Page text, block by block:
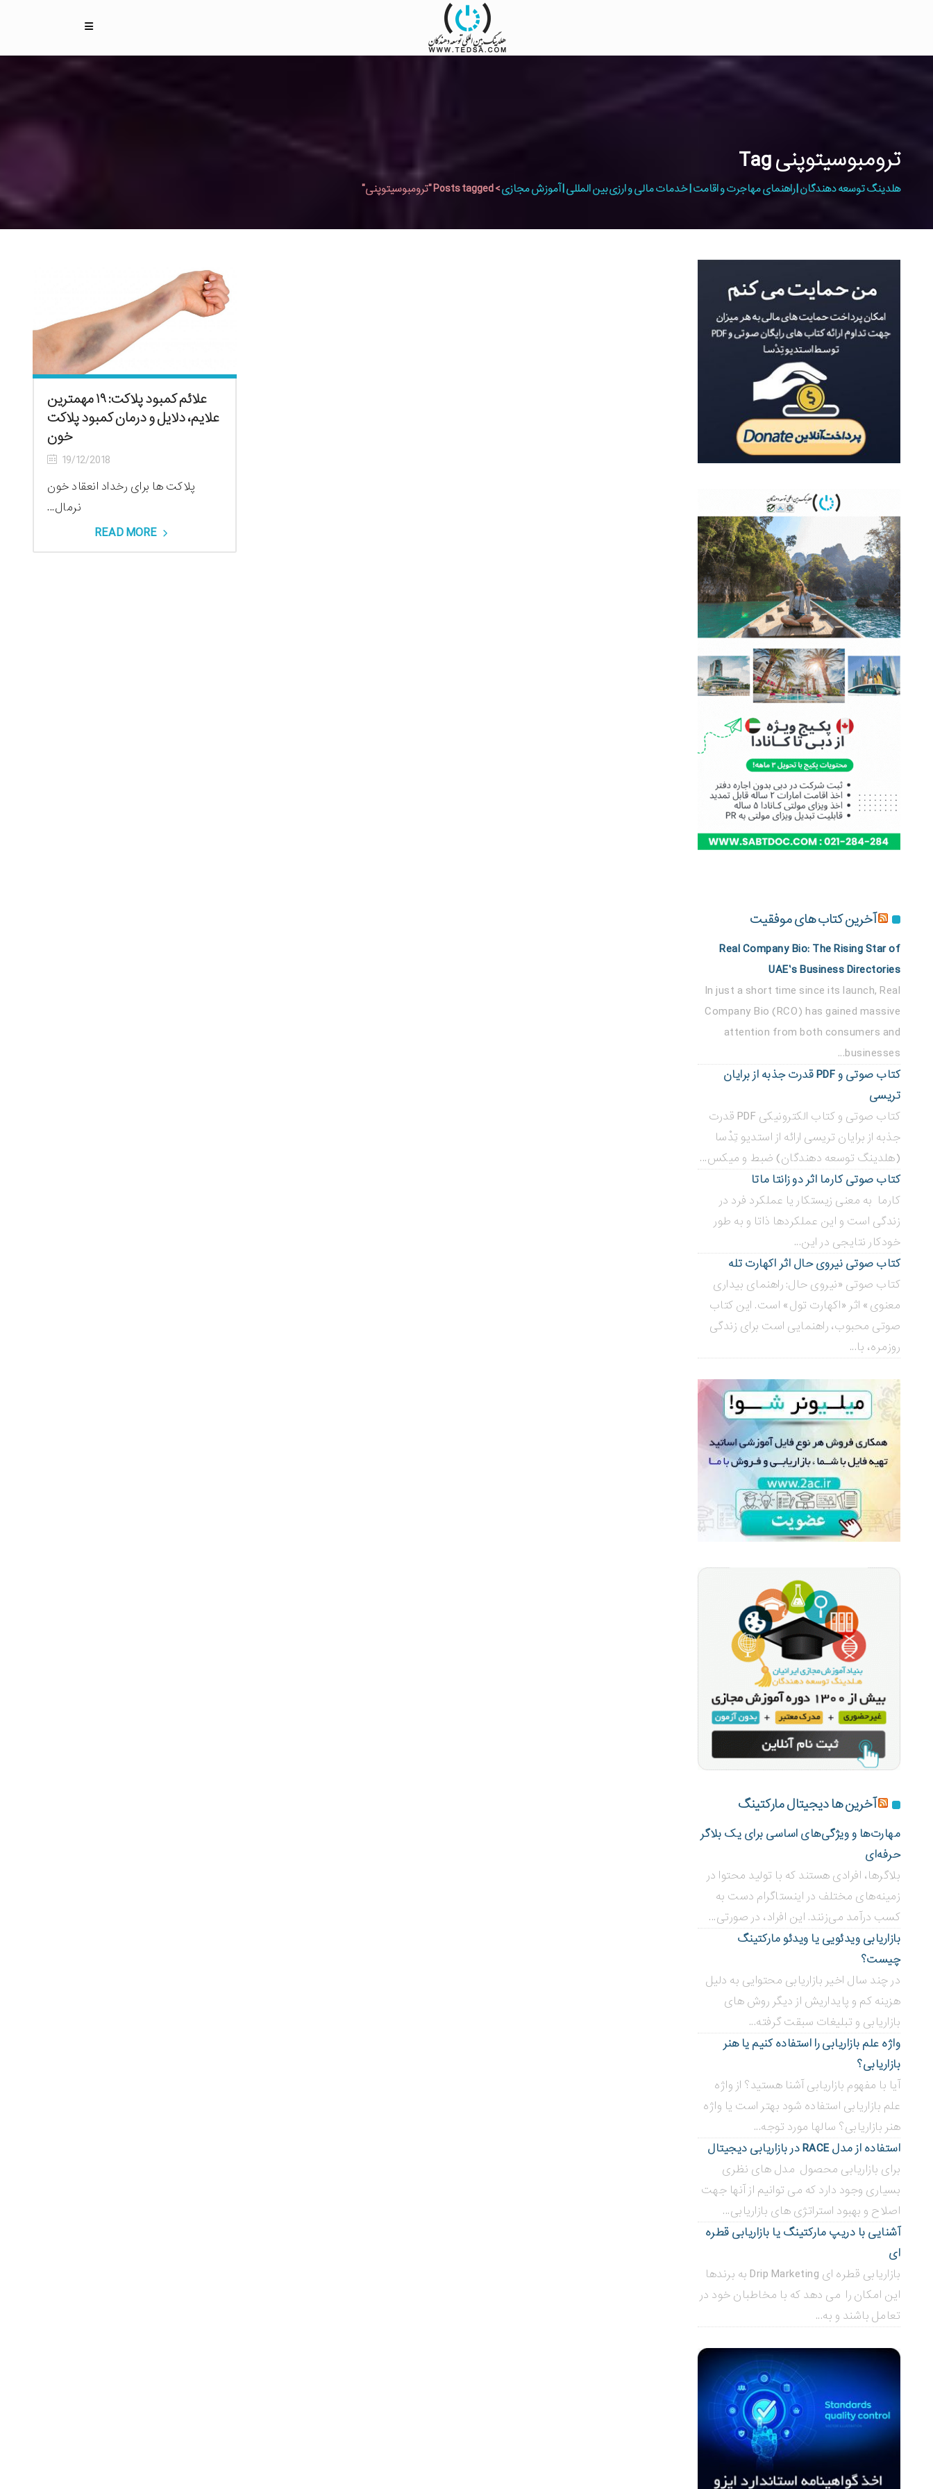
ترومبوسیتوپنی Tag
هلدینگ توسعه دهندگان | راهنمای مهاجرت و اقامت | خدمات مالی و ارزی بین المللی | آموزش مجازی>Posts tagged "ترومبوسیتوپنی"
علائم کمبود پلاکت: ۱۹ مهمترین
علایم، دلایل و درمان کمبود پلاکت
خون
19/12/2018
پلاکت‌ ها برای رخداد انعقاد خون
نرمال...
READ MORE
آخرین کتاب های موفقیت
Real Company Bio: The Rising Star of
UAE’s Business Directories
In just a short time since its launch, Real
Company Bio (RCO) has gained massive
attention from both consumers and
businesses...
کتاب صوتی و PDF قدرت جذبه از برایان
تریسی
کتاب صوتی و کتاب الکترونیکی PDF قدرت
جذبه از برایان تریسی ارائه از استدیو تِدْسا
(هلدینگ توسعه دهندگان) ضبط و میکس...
کتاب صوتی کارما اثر دو زانتا ماتا
کارما به معنی زیستکار یا عملکرد فرد در
زندگی است و این عملکردها ذاتا و به طور
خودکار نتایجی در این...
کتاب صوتی نیروی حال اثر اکهارت تله
کتاب صوتی «نیروی حال: راهنمای بیداری
معنوی» اثر «اکهارت تول» است. این کتاب
صوتی محبوب، راهنمایی است برای زندگی
روزمره، با...
آخرین ها دیجیتال مارکتینگ
مهارت‌ها و ویژگی‌های اساسی برای یک بلاگر
حرفه‌ای
بلاگر‌ها، افرادی هستند که با تولید محتوا در
زمینه‌های مختلف در اینستاگرام دست به
کسب درآمد می‌زنند. این افراد، در صورتی...
بازاریابی ویدئویی ‌یا ویدئو مارکتینگ
چیست؟
در چند سال اخیر بازاریابی محتوایی به دلیل
هزینه کم و پایداریش از دیگر روش های
بازاریابی و تبلیغات سبقت گرفته...
واژه علم بازاریابی را استفاده کنیم یا هنر
بازاریابی؟
آیا با مفهوم بازاریابی آشنا هستید؟ از واژه
علم بازاریابی استفاده شود بهتر است یا واژه
هنر بازاریابی؟ سالها مورد توجه...
استفاده از مدل RACE در بازاریابی دیجیتال
برای بازاریابی محصول مدل های نظری
بسیاری وجود دارد که می توانیم از آنها جهت
اصلاح و بهبود استراتژی های بازاریابی...
آشنایی با دریپ مارکتینگ یا بازاریابی قطره
ای
بازاریابی قطره ای Drip Marketing به برندها
این امکان را می دهد که با مخاطبان خود در
تعامل باشند و به...